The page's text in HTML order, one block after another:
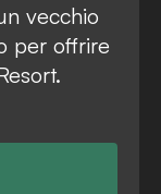
vecchio
per offrire